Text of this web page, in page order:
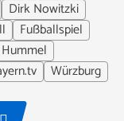
Dirk Nowitzki
Fußballspiel
Würzburg